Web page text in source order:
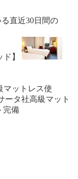
直近30日間の
】
マットレス使
ータ社高級マット
完備